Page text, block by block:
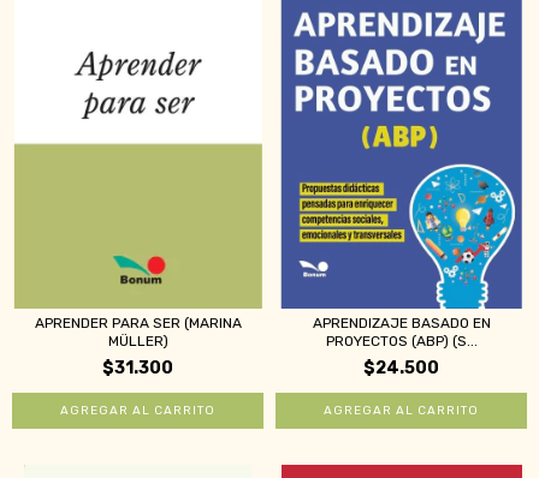
APRENDER PARA SER (MARINA
MÜLLER)
$31.300
APRENDIZAJE BASADO EN
PROYECTOS (ABP) (S...
$24.500